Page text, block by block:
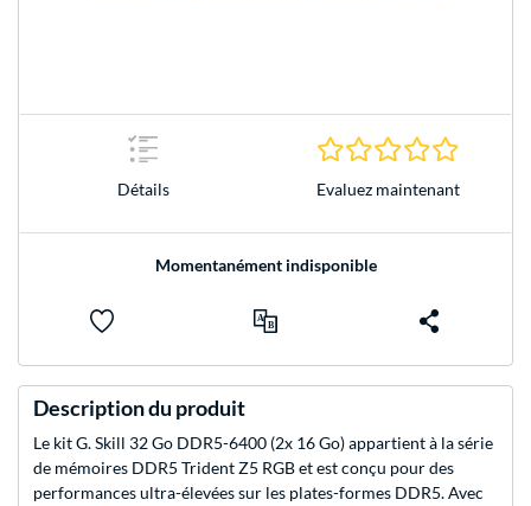
Détails Evaluez maintenant
Momentanément indisponible
Description du produit
Le kit G. Skill 32 Go DDR5-6400 (2x 16 Go) appartient à la série
de mémoires DDR5 Trident Z5 RGB et est conçu pour des
performances ultra-élevées sur les plates-formes DDR5. Avec